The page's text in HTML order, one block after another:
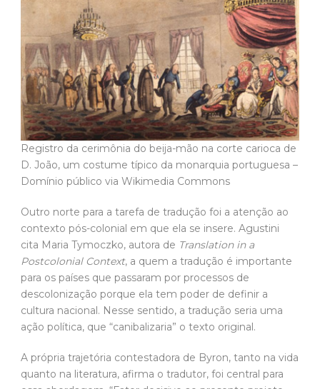
Registro da cerimônia do beija-mão na corte carioca de
D. João, um costume típico da monarquia portuguesa –
Domínio público via Wikimedia Commons
Outro norte para a tarefa de tradução foi a atenção ao
contexto pós-colonial em que ela se insere. Agustini
cita Maria Tymoczko, autora de Translation in a
Postcolonial Context, a quem a tradução é importante
para os países que passaram por processos de
cultura nacional. Nesse sentido, a tradução seria uma
ação política, que “canibalizaria” o texto original.
A própria trajetória contestadora de Byron, tanto na vida
quanto na literatura, afirma o tradutor, foi central para
essa abordagem. “Fator decisivo ao presente projeto
tradutório foi o autor do original ser igualmente crítico à
postura imperialista em geral, e da Inglaterra em
semânticas sua ironia e sátira em relação a isso”,
comenta Agustini.